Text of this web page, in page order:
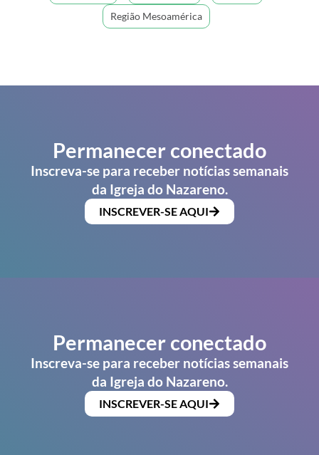
Região Mesoamérica
Permanecer conectado
Inscreva-se para receber notícias semanais
da Igreja do Nazareno.
INSCREVER-SE AQUI
Permanecer conectado
Inscreva-se para receber notícias semanais
da Igreja do Nazareno.
INSCREVER-SE AQUI